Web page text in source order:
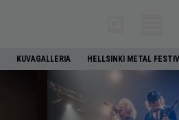
KUVAGALLERIA HELLSINKI METAL